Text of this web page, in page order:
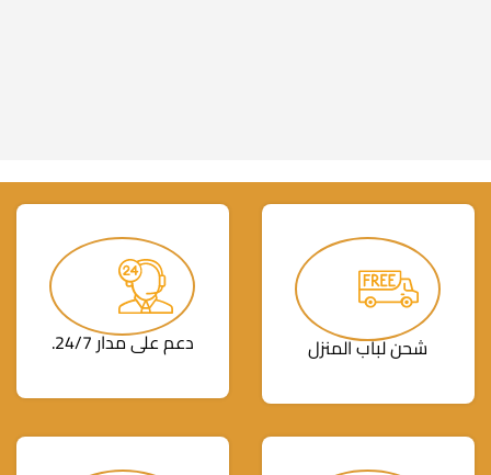
شحن لباب المنزل دعم على مدار 24/7.